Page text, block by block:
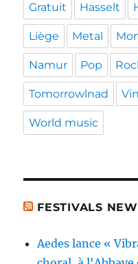
Gratuit Hasselt
Liège Metal
Namur Pop
Tomorrowlnad
World music
FESTIVALS
Aedes lance «